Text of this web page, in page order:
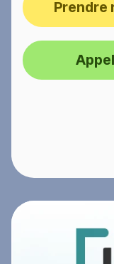
Prendre